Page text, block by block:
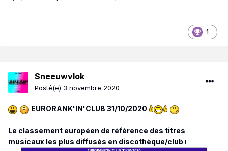
1
Sneeuwvlok
Posté(e) 3 novembre 2020
EURORANK'IN'CLUB 31/10/2020
Le classement européen de référence des titres
musicaux les plus diffusés en discothèque/club !